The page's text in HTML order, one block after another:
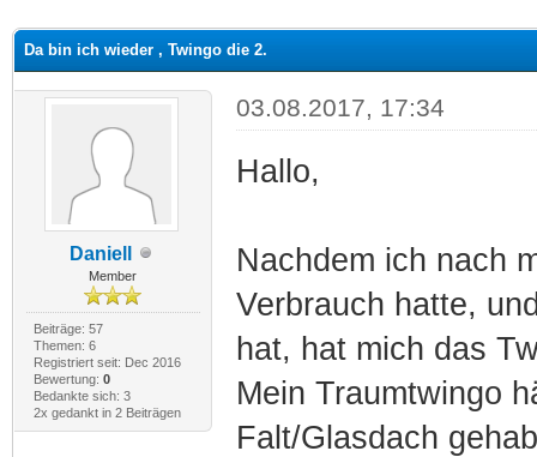
Da bin ich wieder , Twingo die 2.
Daniell
Member
Beiträge: 57
Themen: 6
Registriert seit: Dec 2016
Bewertung: 0
Bedankte sich: 3
2x gedankt in 2 Beiträgen
03.08.2017, 17:34
Hallo,
Nachdem ich nach
Verbrauch hatte,
hat, hat mich das
Mein Traumtwingo
Falt/Glasdach